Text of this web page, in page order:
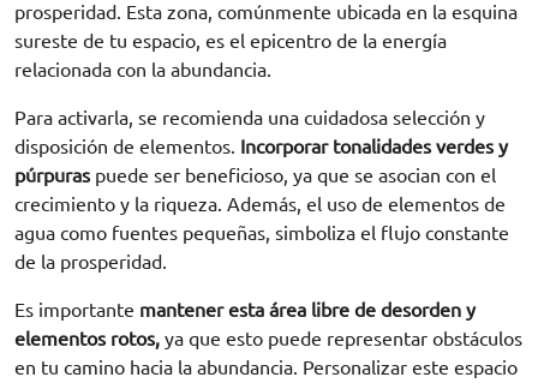
prosperidad. Esta zona, comúnmente ubicada en la esquina
sureste de tu espacio, es el epicentro de la energía
relacionada con la abundancia.
Para activarla, se recomienda una cuidadosa selección y
disposición de elementos. Incorporar tonalidades verdes y
púrpuras puede ser beneficioso, ya que se asocian con el
crecimiento y la riqueza. Además, el uso de elementos de
agua como fuentes pequeñas, simboliza el flujo constante
de la prosperidad.
Es importante mantener esta área libre de desorden y
elementos rotos, ya que esto puede representar obstáculos
en tu camino hacia la abundancia. Personalizar este espacio